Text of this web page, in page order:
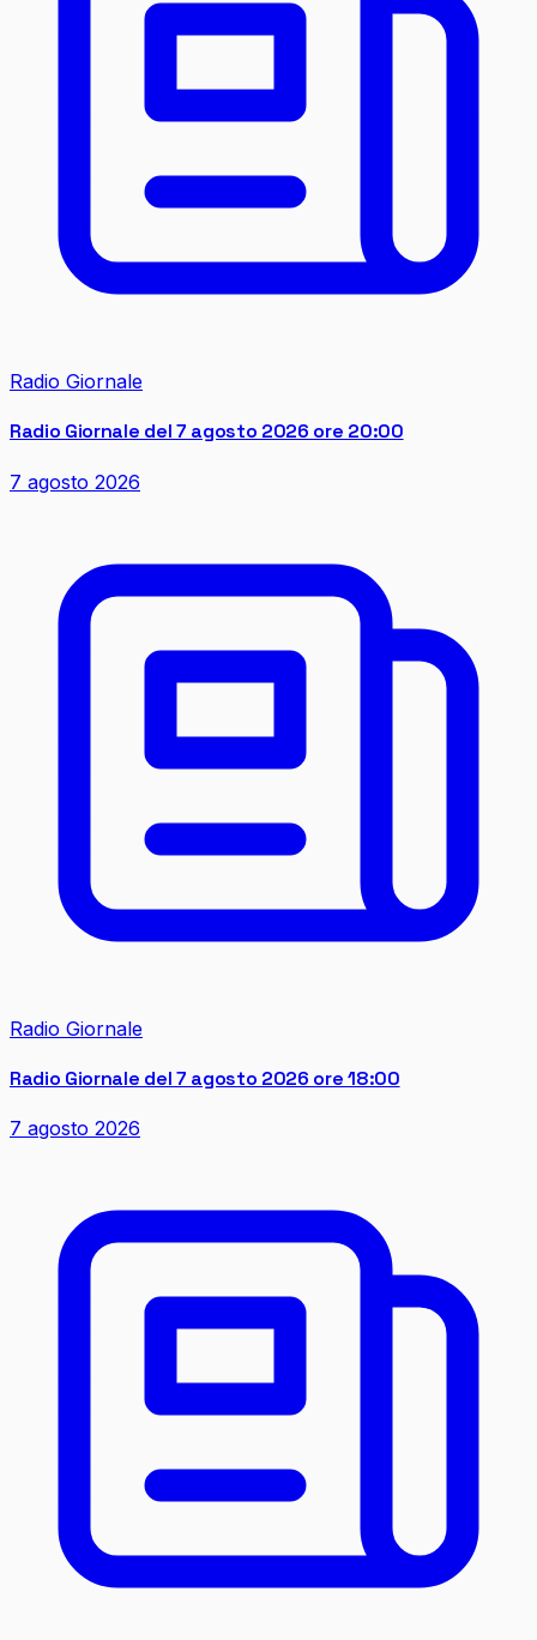
Radio Giornale
Radio Giornale del 7 agosto 2026 ore 20:00
7 agosto 2026
Radio Giornale
Radio Giornale del 7 agosto 2026 ore 18:00
7 agosto 2026